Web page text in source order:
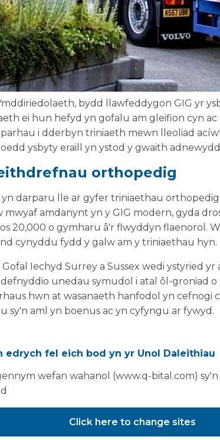
bydd llawfeddygon GIG yr
ei hun hefyd yn gofalu am gleifion cyn
i dderbyn triniaeth mewn lleoliad
ysbyty eraill yn ystod y gwaith
orthopedig
darparu lle ar gyfer triniaethau orthopedig
amdanynt yn y GIG modern, gyda
20,000 o gymharu â'r flwyddyn flaenorol.
cynyddu fydd y galw am y triniaethau hyn.
Iechyd Surrey a Sussex wedi ystyried
unedau symudol i atal ôl-groniad
hwn at wasanaeth hanfodol yn cefnogi
sy'n aml yn boenus ac yn cyfyngu ar fywyd.
yn oriau mân y bore ddydd Sadwrn
yn mynd trwy gyfnod comisiynu
edrych fel eich bod yn yr Unol Daleithiau
wefan wahanol (www.q-bital.com) sy'n
Click here to change sites